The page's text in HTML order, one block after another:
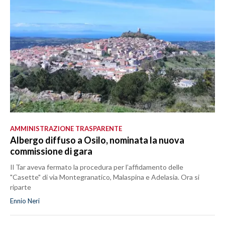
AMMINISTRAZIONE TRASPARENTE
Albergo diffuso a Osilo, nominata la nuova
commissione di gara
Il Tar aveva fermato la procedura per l’affidamento delle
"Casette" di via Montegranatico, Malaspina e Adelasia. Ora si
riparte
Ennio Neri